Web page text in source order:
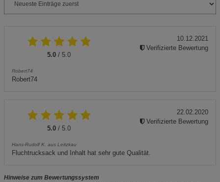
5.0 / 5.0
Robert74
Robert74
10.12.2021
Verifizierte Bewertung
5.0 / 5.0
Hans-Rudolf K. aus Leitzkau
Fluchtrucksack und Inhalt hat sehr gute Qualität.
22.02.2020
Verifizierte Bewertung
Hinweise zum Bewertungssystem